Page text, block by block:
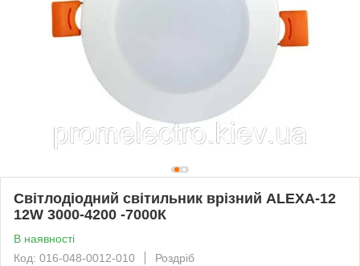
Світлодіодний світильник врізний ALEXA-12
12W 3000-4200 -7000К
В наявності
Код: 016-048-0012-010
Роздріб